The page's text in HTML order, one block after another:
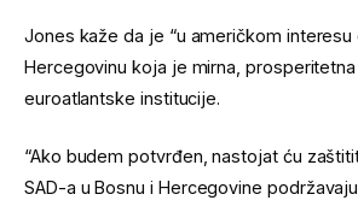
Jones kaže da je “u američkom interesu
Hercegovinu koja je mirna, prosperitetna
euroatlantske institucije.
“Ako budem potvrđen, nastojat ću
SAD-a u Bosnu i Hercegovine